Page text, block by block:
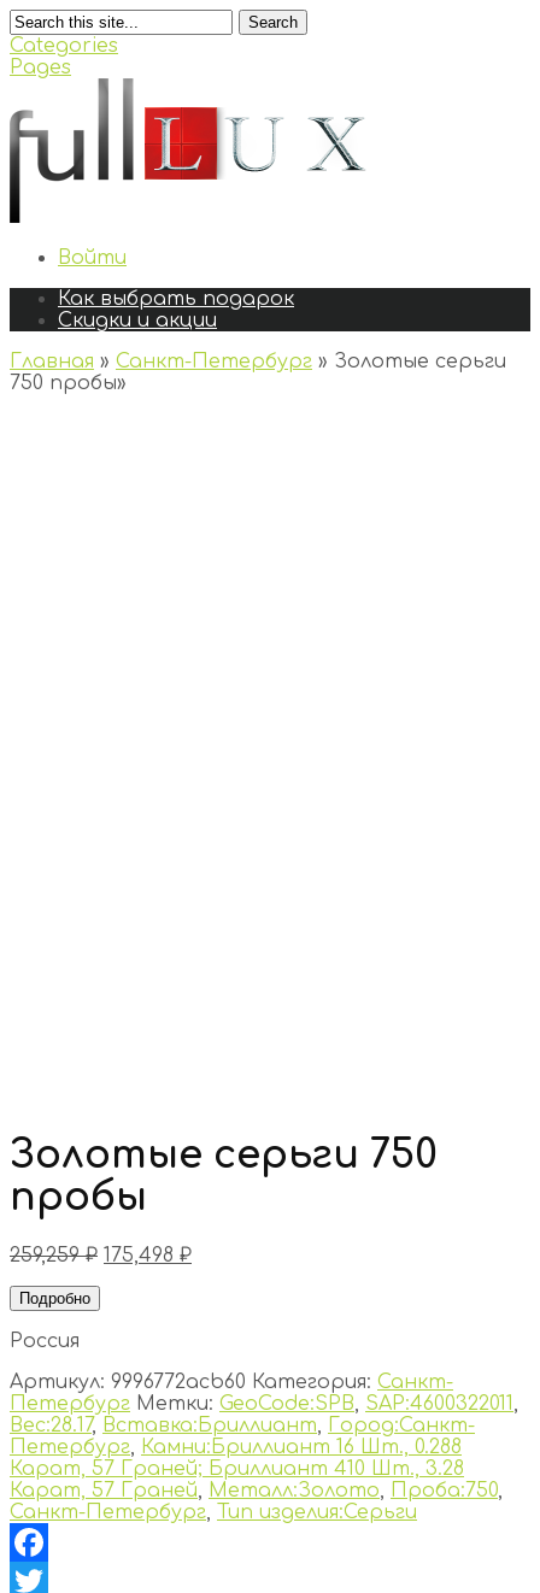
Search
Categories
Pages
Войти
Как выбрать подарок
Скидки и акции
Главная » Санкт-Петербург » Золотые серьги
750 пробы»
Золотые серьги 750
пробы
259,259₽ 175,498 ₽
Подробно
Россия
Артикул: 9996772acb60 Категория: Санкт-
Петербург Метки: GeoCode:SPB, SAP:4600322011,
Вес:28.17, Вставка:Бриллиант, Город:Санкт-
Петербург, Камни:Бриллиант 16 Шт., 0.288
Карат, 57 Граней; Бриллиант 410 Шт., 3.28
Карат, 57 Граней, Металл:Золото, Проба:750,
Санкт-Петербург, Тип изделия:Серьги
Facebook